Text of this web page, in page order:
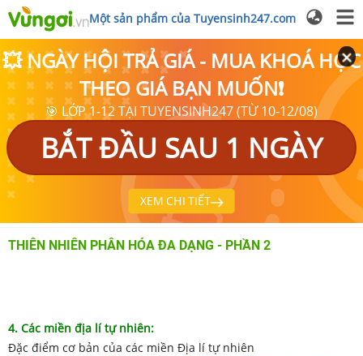
Một sản phẩm của Tuyensinh247.com
💥 NGÀY HỘI TRẢ GIÁ - MUA KHOÁ HỌC
THEO GIÁ BẠN MUỐN❗
🎯 LỚP 1-12 TẠI TUYENSINH247 (TỪ 10-12/08)
BẮT ĐẦU SAU 1 NGÀY
XEM CHI TIẾT
THIÊN NHIÊN PHÂN HÓA ĐA DẠNG - PHẦN 2
4. Các miền địa lí tự nhiên:
Đặc điểm cơ bản của các miền Địa lí tự nhiên